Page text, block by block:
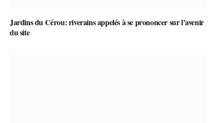
Jardins du Cérou: riverains appelés à se prononcer sur l’avenir
du site